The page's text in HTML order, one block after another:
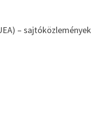
– sajtóközlemények